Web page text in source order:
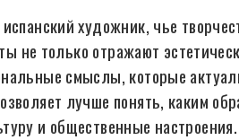
художник, чье
не только отражают
смыслы, которые
лучше понять, каким
и общественные настроения.